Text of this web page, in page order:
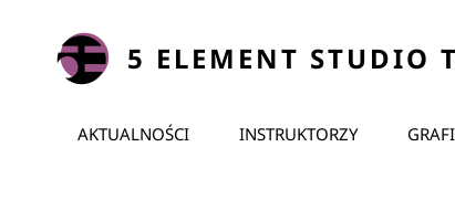
5 ELEMENT STUDIO
AKTUALNOŚCI INSTRUKTORZY